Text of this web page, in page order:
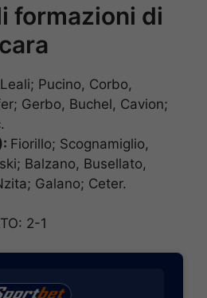
formazioni di
Leali; Pucino, Corbo,
Gerbo, Buchel, Cavion;
Fiorillo; Scognamiglio,
Balzano, Busellato,
Galano; Ceter.
2-1